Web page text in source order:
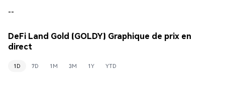
--
DeFi Land Gold (GOLDY) Graphique de prix en
direct
1D 7D 1M 3M 1Y YTD